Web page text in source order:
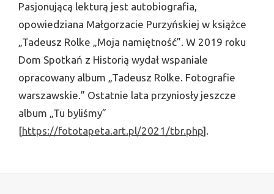
Pasjonującą lekturą jest autobiografia,
opowiedziana Małgorzacie Purzyńskiej w książce
„Tadeusz Rolke „Moja namiętność”. W 2019 roku
Dom Spotkań z Historią wydał wspaniale
opracowany album „Tadeusz Rolke. Fotografie
warszawskie.” Ostatnie lata przyniosły jeszcze
album „Tu byliśmy”
[https://fototapeta.art.pl/2021/tbr.php].